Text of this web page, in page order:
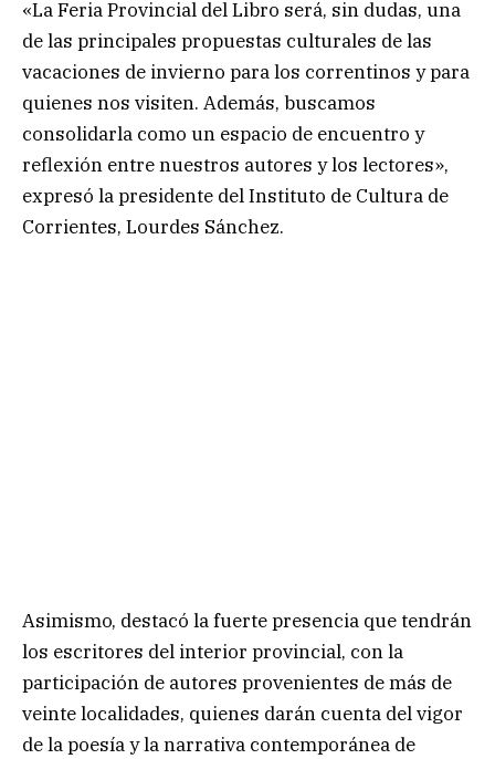
«La Feria Provincial del Libro será, sin dudas, una
de las principales propuestas culturales de las
vacaciones de invierno para los correntinos y para
quienes nos visiten. Además, buscamos
consolidarla como un espacio de encuentro y
reflexión entre nuestros autores y los lectores»,
expresó la presidente del Instituto de Cultura de
Corrientes, Lourdes Sánchez.
Asimismo, destacó la fuerte presencia que tendrán
los escritores del interior provincial, con la
participación de autores provenientes de más de
veinte localidades, quienes darán cuenta del vigor
de la poesía y la narrativa contemporánea de